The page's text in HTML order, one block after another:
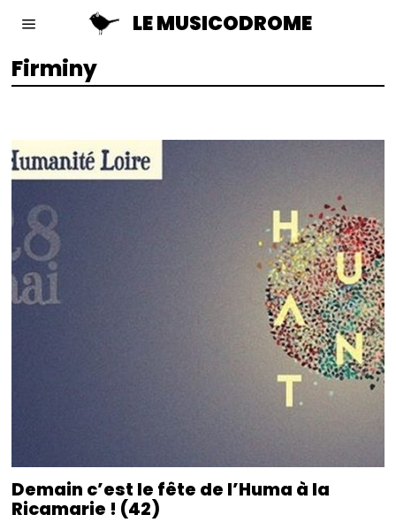
LE MUSICODROME
Firminy
Demain c’est le fête de l’Huma à la
Ricamarie ! (42)